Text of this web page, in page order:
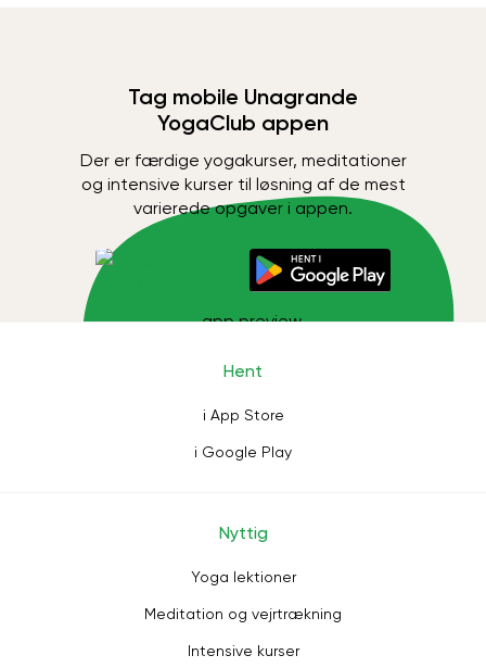
Tag mobile Unagrande
YogaClub appen
Der er færdige yogakurser, meditationer
og intensive kurser til løsning af de mest
varierede opgaver i appen.
Hent
i App Store
i Google Play
Nyttig
Yoga lektioner
Meditation og vejrtrækning
Intensive kurser